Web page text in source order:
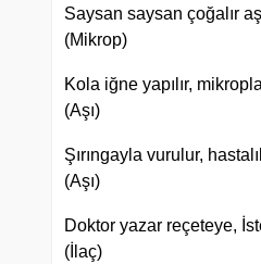
Saysan saysan çoğalır
(Mikrop)
Kola iğne yapılır,
(Aşı)
Şırıngayla vurulur,
(Aşı)
Doktor yazar reçeteye,
(İlaç)